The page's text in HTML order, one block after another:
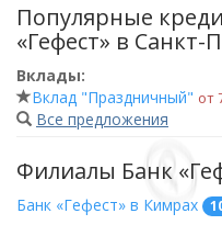
Популярные
«Гефест» в Санкт-
Вклады:
Вклад "Праздничный" от
Все предложения
Филиалы Банк
Банк «Гефест» в Кимрах